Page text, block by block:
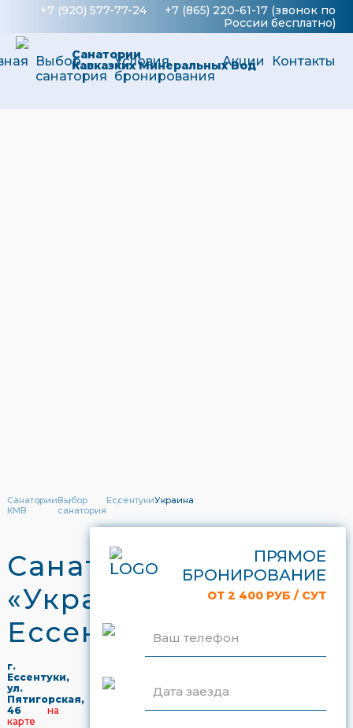
+7 (920) 577-77-24 +7 (865) 220-61-17 (звонок по
России бесплатно)
Санатории
Кавказких Минеральных Вод
Выбор
санатория
Условия
бронирования
Акции Контакты
Санатории
КМВ
Выбор
санатория
ЕссентукиУкраина
Санаторий
«Украина»
Ессентуки
г.
Ессентуки,
ул.
Пятигорская,
46
на
карте
ПРЯМОЕ
БРОНИРОВАНИЕ
ОТ 2 400 РУБ / СУТ
Ваш телефон
Дата заезда